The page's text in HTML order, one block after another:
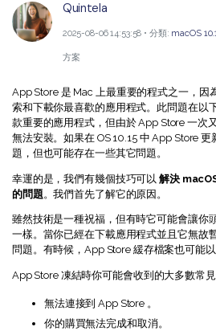
商店
Mac 版 PDFelement
行動應用程式版
Android 版 PDFelement
雲端版
Document Cloud
SDK
PDFelement SDK
閱讀 PDF
註釋 PDF
合併 PDF
個人使用者
轉換 PDF
編輯 PDF
壓縮 PDF
整理 PDF
專業使用者
教學中心
人氣名單
商業秘訣
OCR PDF 秘訣
PDF 表單解決方案
教學文章 - Windows 系统
簽署 PDF 秘訣
了解更多
支援
支援文件
影片教程
聯絡支援部門
新功能
折扣
Quintela
2025-08-06 14:53:58 • 分類: macOS
方案
App Store 是 Mac 上最重要的程式之一，因
索和下載你最喜歡的應用程式。此問題在以
款重要的應用程式，但由於 App Store 一次
無法安裝。如果在 OS 10.15 中 App Store
題，但也可能存在一些其它問題。
幸運的是，我們有幾個技巧可以解決
的問題 。我們首先了解它的原因。
雖然技術是一種祝福，但有時它可能會讓你
一樣。當你已經在下載應用程式並且它無故
問題。有時候，App Store 緩存檔案也可能以
App Store 凍結時你可能會收到的大多數常見
無法連接到 App Store 。
你的購買無法完成和取消。